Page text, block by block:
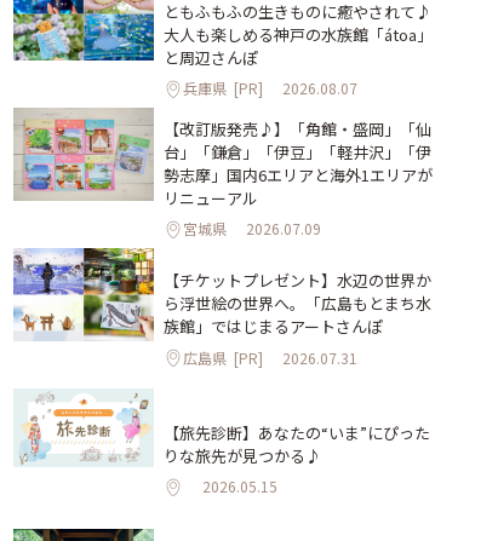
ともふもふの生きものに癒やされて♪
大人も楽しめる神戸の水族館「átoa」
と周辺さんぽ
兵庫県 [PR] 2026.08.07
【改訂版発売♪】「角館・盛岡」「仙
台」「鎌倉」「伊豆」「軽井沢」「伊
勢志摩」国内6エリアと海外1エリアが
リニューアル
宮城県 2026.07.09
【チケットプレゼント】水辺の世界か
ら浮世絵の世界へ。「広島もとまち水
族館」ではじまるアートさんぽ
広島県 [PR] 2026.07.31
【旅先診断】あなたの“いま”にぴった
りな旅先が見つかる♪
2026.05.15